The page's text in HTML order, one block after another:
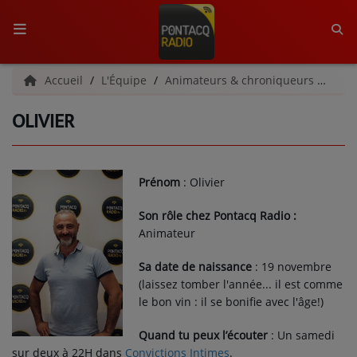
ACCUEIL
RADIO
L'ÉQUIPE
GRILLE DES PROGRAMMES
C'ÉTAIT QUOI CE TITRE ?
MÉDIAS
PODCASTS - SAISON 2026/2027
Accueil L'Équipe Animateurs & chroniqueurs
OLIVIER
Prénom : Olivier
Son rôle chez Pontacq Radio :
Animateur
Sa date de naissance : 19 novembre
(laissez tomber l'année... il est comme
le bon vin : il se bonifie avec l'âge!)
Quand tu peux l’écouter : Un samedi
sur deux à 22H dans Convictions Intimes.